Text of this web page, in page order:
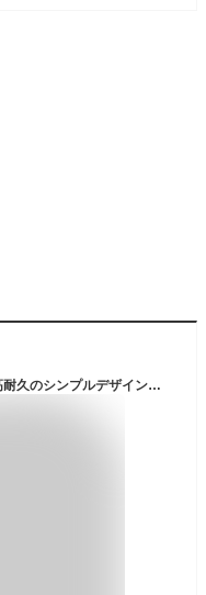
[HEAT VOICE] 【入門者に最適 高強度・高耐久のシンプルデザイン】 迷彩服 上下セット 戦闘服 BDU ジャケットタイプ サバゲー タクティカル ミリタリー 大きめなUS規格 (M, マルチカム)